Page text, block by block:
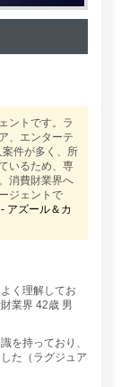
ントです。ラ
、エンターテ
件が多く、所
いるため、専
消費財業界へ
ジェントで
アズール＆カ
く理解してお
業界 42歳 男
を持っており、
た（ラグジュア